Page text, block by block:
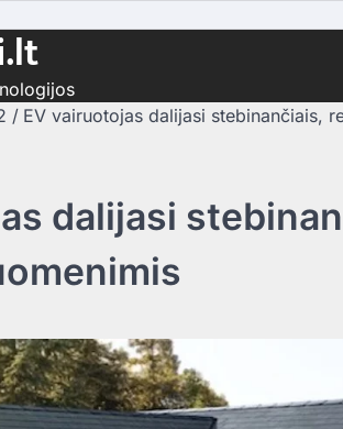
EV vairuotojas dalijasi stebinančiais,
dalijasi